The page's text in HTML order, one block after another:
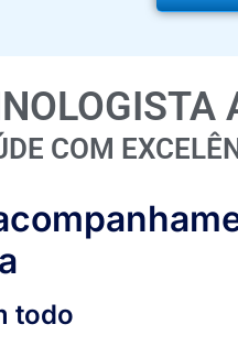
COM
todo